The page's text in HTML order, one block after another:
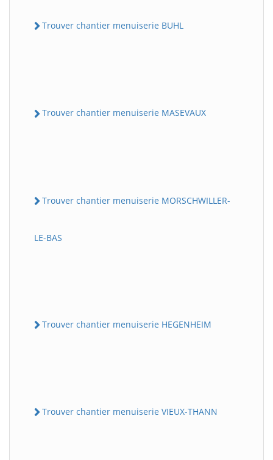
Trouver chantier menuiserie BUHL
Trouver chantier menuiserie MASEVAUX
Trouver chantier menuiserie MORSCHWILLER-
LE-BAS
Trouver chantier menuiserie HEGENHEIM
Trouver chantier menuiserie VIEUX-THANN